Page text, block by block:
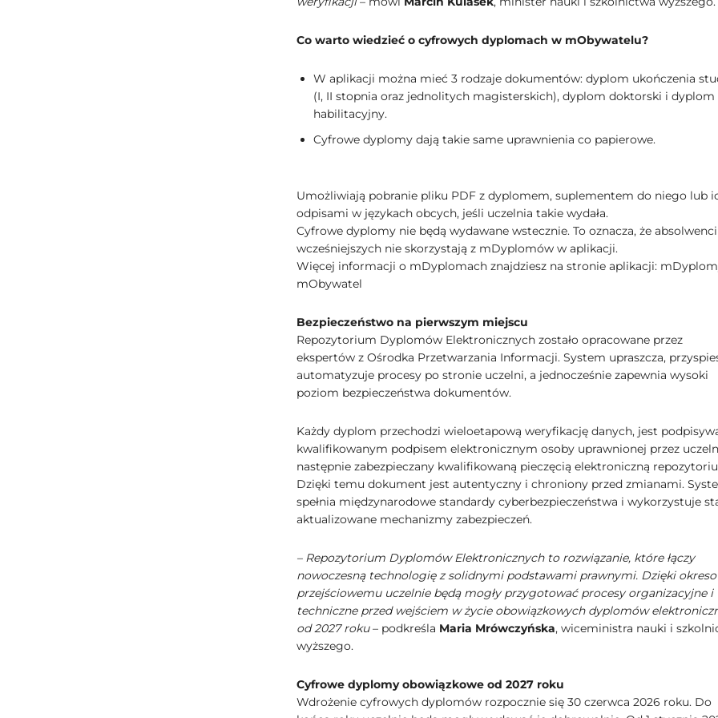
Co warto wiedzieć o cyfrowych dyplomach w mObywatelu?
W aplikacji można mieć 3 rodzaje dokumentów: dyplom ukończenia
(I, II stopnia oraz jednolitych magisterskich), dyplom doktorski i dyplom
habilitacyjny.
Cyfrowe dyplomy dają takie same uprawnienia co papierowe.
Umożliwiają pobranie pliku PDF z dyplomem, suplementem do niego lub
odpisami w językach obcych, jeśli uczelnia takie wydała.
Cyfrowe dyplomy nie będą wydawane wstecznie. To oznacza, że
wcześniejszych nie skorzystają z mDyplomów w aplikacji.
Więcej informacji o mDyplomach znajdziesz na stronie aplikacji:
mObywatel
Bezpieczeństwo na pierwszym miejscu
Repozytorium Dyplomów Elektronicznych zostało opracowane przez
ekspertów z Ośrodka Przetwarzania Informacji. System upraszcza,
automatyzuje procesy po stronie uczelni, a jednocześnie zapewnia wysoki
poziom bezpieczeństwa dokumentów.
Każdy dyplom przechodzi wieloetapową weryfikację danych, jest
kwalifikowanym podpisem elektronicznym osoby uprawnionej przez
następnie zabezpieczany kwalifikowaną pieczęcią elektroniczną
Dzięki temu dokument jest autentyczny i chroniony przed zmianami.
spełnia międzynarodowe standardy cyberbezpieczeństwa i wykorzystuje
aktualizowane mechanizmy zabezpieczeń.
– Repozytorium Dyplomów Elektronicznych to rozwiązanie, które łączy
nowoczesną technologię z solidnymi podstawami prawnymi. Dzięki
przejściowemu uczelnie będą mogły przygotować procesy organizacyjne i
techniczne przed wejściem w życie obowiązkowych dyplomów
od 2027 roku– podkreśla Maria Mrówczyńska, wiceministra nauki i
wyższego.
Cyfrowe dyplomy obowiązkowe od 2027 roku
Wdrożenie cyfrowych dyplomów rozpocznie się 30 czerwca 2026 roku. Do